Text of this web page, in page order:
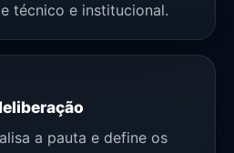
técnico e institucional.
a pauta e define os